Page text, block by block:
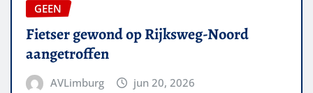
GEEN
Fietser gewond op Rijksweg-Noord
aangetroffen
AVLimburg jun 20, 2026